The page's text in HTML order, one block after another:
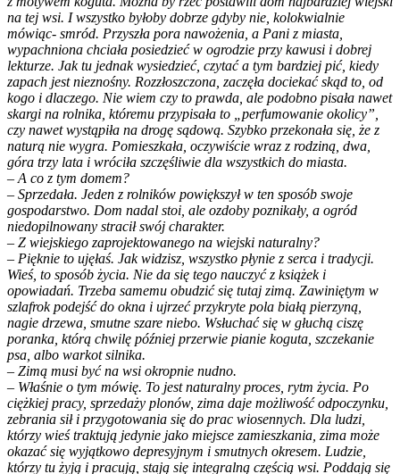
na tej wsi. I wszystko byłoby dobrze gdyby nie, kolokwialnie
mówiąc- smród. Przyszła pora nawożenia, a Pani z miasta,
wypachniona chciała posiedzieć w ogrodzie przy kawusi i dobrej
lekturze. Jak tu jednak wysiedzieć, czytać a tym bardziej pić, kiedy
zapach jest nieznośny. Rozzłoszczona, zaczęła dociekać skąd to, od
kogo i dlaczego. Nie wiem czy to prawda, ale podobno pisała nawet
skargi na rolnika, któremu przypisała to „perfumowanie okolicy”,
czy nawet wystąpiła na drogę sądową. Szybko przekonała się, że z
naturą nie wygra. Pomieszkała, oczywiście wraz z rodziną, dwa,
góra trzy lata i wróciła szczęśliwie dla wszystkich do miasta.
– A co z tym domem?
– Sprzedała. Jeden z rolników powiększył w ten sposób swoje
gospodarstwo. Dom nadal stoi, ale ozdoby poznikały, a ogród
niedopilnowany stracił swój charakter.
– Z wiejskiego zaprojektowanego na wiejski naturalny?
– Pięknie to ujęłaś. Jak widzisz, wszystko płynie z serca i tradycji.
Wieś, to sposób życia. Nie da się tego nauczyć z książek i
opowiadań. Trzeba samemu obudzić się tutaj zimą. Zawiniętym w
szlafrok podejść do okna i ujrzeć przykryte pola białą pierzyną,
nagie drzewa, smutne szare niebo. Wsłuchać się w głuchą ciszę
poranka, którą chwilę później przerwie pianie koguta, szczekanie
psa, albo warkot silnika.
– Zimą musi być na wsi okropnie nudno.
– Właśnie o tym mówię. To jest naturalny proces, rytm życia. Po
ciężkiej pracy, sprzedaży plonów, zima daje możliwość odpoczynku,
zebrania sił i przygotowania się do prac wiosennych. Dla ludzi,
którzy wieś traktują jedynie jako miejsce zamieszkania, zima może
okazać się wyjątkowo depresyjnym i smutnych okresem. Ludzie,
którzy tu żyją i pracują, stają się integralną częścią wsi. Poddają się